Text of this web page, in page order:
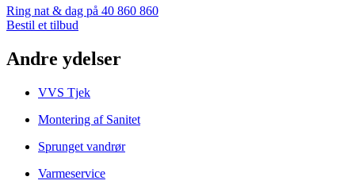
Ring nat & dag på 40 860 860
Bestil et tilbud
Andre ydelser
VVS Tjek
Montering af Sanitet
Sprunget vandrør
Varmeservice